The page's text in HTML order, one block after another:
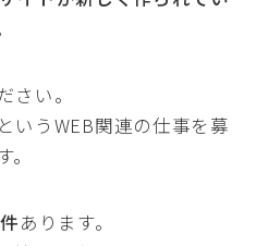
さい。
いうWEB関連の仕事を募
あります。